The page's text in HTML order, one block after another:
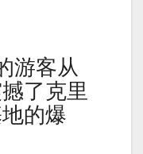
游客从
了克里
的爆